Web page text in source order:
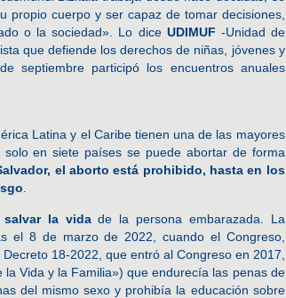
propio cuerpo y ser capaz de tomar decisiones,
o la sociedad». Lo dice UDIMUF -Unidad de
que defiende los derechos de niñas, jóvenes y
septiembre participó los encuentros anuales
Latina y el Caribe tienen una de las mayores
en siete países se puede abortar de forma
el aborto está prohibido, hasta en los
la vidade la persona embarazada. La
el 8 de marzo de 2022, cuando el Congreso,
18-2022, que entró al Congreso en 2017,
Vida y la Familia») que endurecía las penas de
del mismo sexo y prohibía la educación sobre